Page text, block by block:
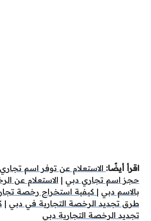
اقرأ أيضًا: الاستعلام عن توفر اسم
حجز اسم تجاري دبي | الاستعلام عن
بالاسم دبي | كيفية استخراج رخصة
طرق تجديد الرخصة التجارية في دبي |
تجديد الرخصة التجارية دبي